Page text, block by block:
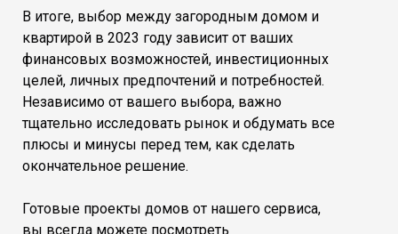
В итоге, выбор между загородным домом и
квартирой в 2023 году зависит от ваших
финансовых возможностей, инвестиционных
целей, личных предпочтений и потребностей.
Независимо от вашего выбора, важно
тщательно исследовать рынок и обдумать все
плюсы и минусы перед тем, как сделать
окончательное решение.
Готовые проекты домов от нашего сервиса,
вы всегда можете посмотреть